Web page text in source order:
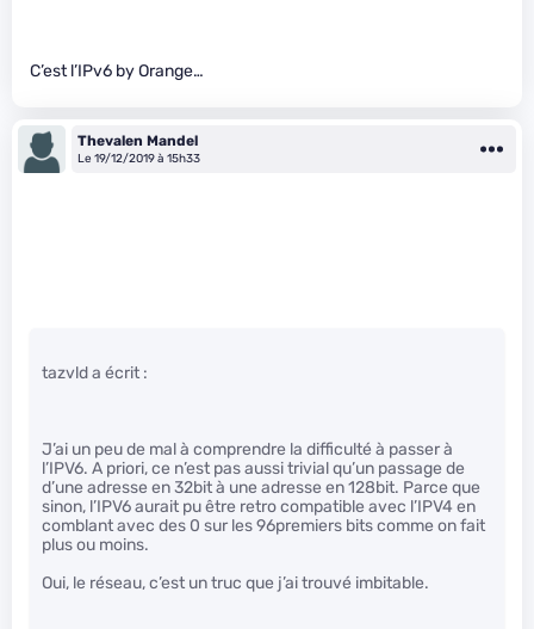
C’est l’IPv6 by Orange…
Thevalen Mandel
Le 19/12/2019 à 15h33
tazvld a écrit :
J’ai un peu de mal à comprendre la difficulté à passer à
l’IPV6. A priori, ce n’est pas aussi trivial qu’un passage de
d’une adresse en 32bit à une adresse en 128bit. Parce que
sinon, l’IPV6 aurait pu être retro compatible avec l’IPV4 en
comblant avec des 0 sur les 96premiers bits comme on fait
plus ou moins.
Oui, le réseau, c’est un truc que j’ai trouvé imbitable.